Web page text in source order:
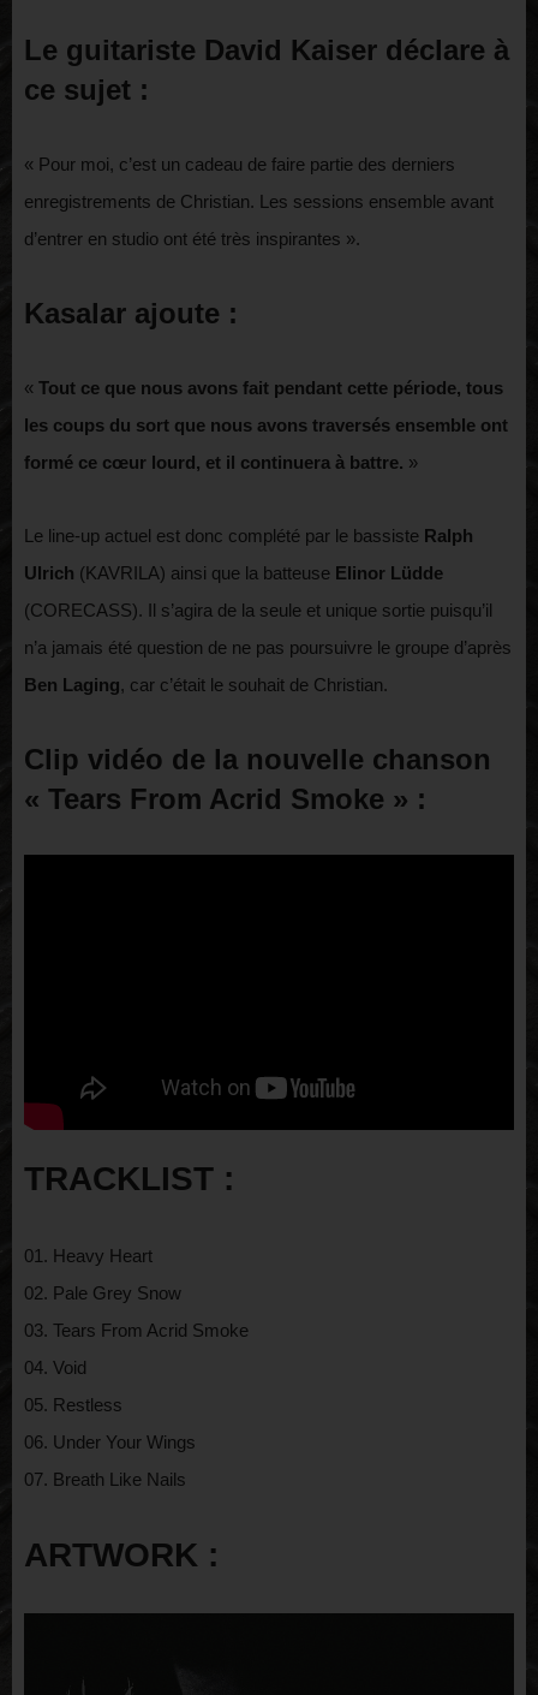
Le guitariste David Kaiser déclare à
ce sujet :
« Pour moi, c’est un cadeau de faire partie des derniers
enregistrements de Christian. Les sessions ensemble avant
d’entrer en studio ont été très inspirantes ».
Kasalar ajoute :
« Tout ce que nous avons fait pendant cette période, tous
les coups du sort que nous avons traversés ensemble ont
formé ce cœur lourd, et il continuera à battre. »
Le line-up actuel est donc complété par le bassiste Ralph
Ulrich (KAVRILA) ainsi que la batteuse Elinor Lüdde
(CORECASS). Il s’agira de la seule et unique sortie puisqu’il
n’a jamais été question de ne pas poursuivre le groupe d’après
Ben Laging, car c’était le souhait de Christian.
Clip vidéo de la nouvelle chanson
« Tears From Acrid Smoke » :
TRACKLIST :
01. Heavy Heart
02. Pale Grey Snow
03. Tears From Acrid Smoke
04. Void
05. Restless
06. Under Your Wings
07. Breath Like Nails
ARTWORK :